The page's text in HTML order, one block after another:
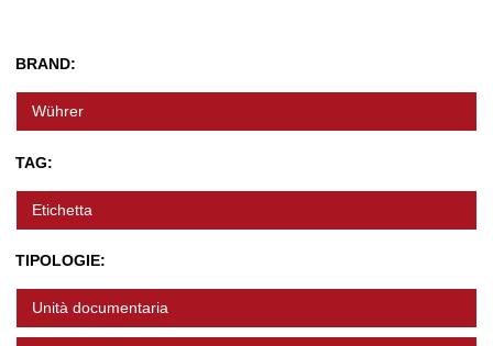
BRAND:
Wührer
TAG:
Etichetta
TIPOLOGIE:
Unità documentaria